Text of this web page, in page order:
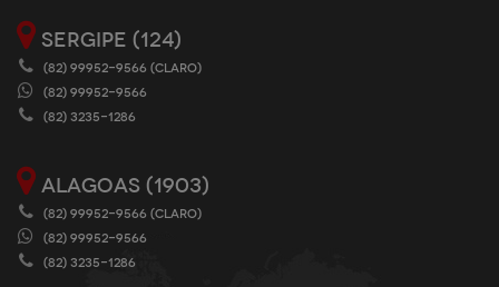
SERGIPE (124)
(82) 99952-9566 (CLARO)
(82) 99952-9566
(82) 3235-1286
ALAGOAS (1903)
(82) 99952-9566 (CLARO)
(82) 99952-9566
(82) 3235-1286